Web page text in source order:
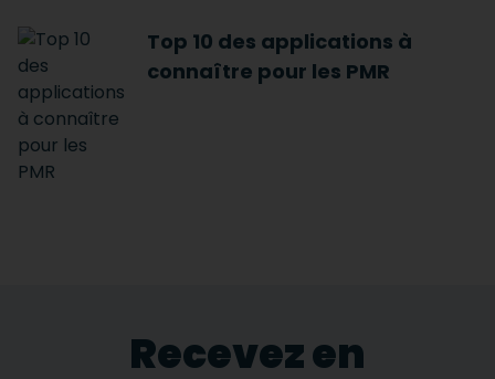
Top 10 des applications à
connaître pour les PMR
Recevez en